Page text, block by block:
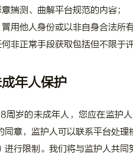
揣测、曲解平台规范的内容；
用他人身份或以非自身合法所
非正常手段获取包括但不限于
年人保护
周岁的未成年人，您应在监护
同意，监护人可以联系平台处理
进行限制。我们将与监护人共